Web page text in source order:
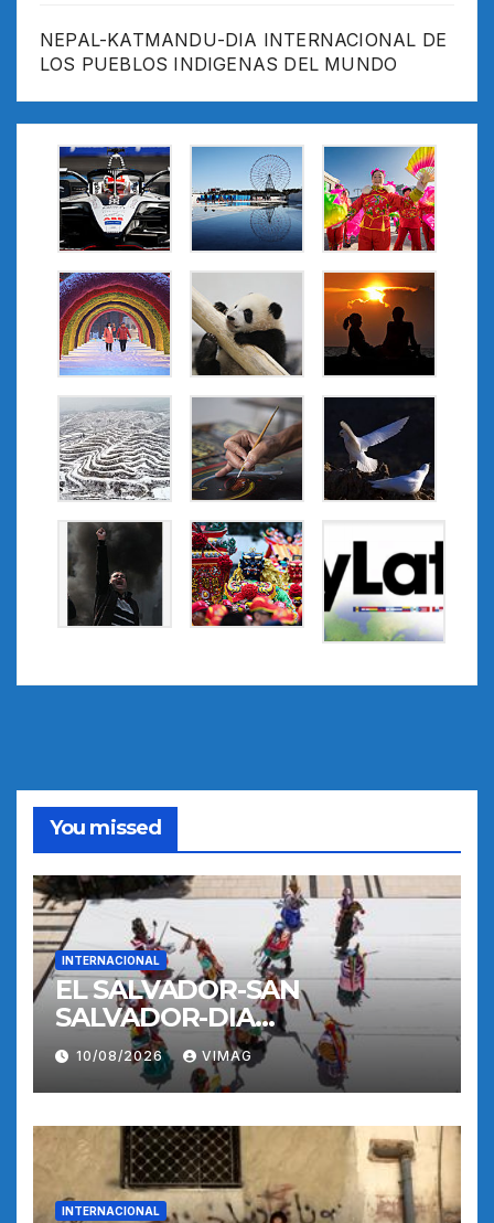
NEPAL-KATMANDU-DIA INTERNACIONAL DE
LOS PUEBLOS INDIGENAS DEL MUNDO
You missed
INTERNACIONAL
EL SALVADOR-SAN
SALVADOR-DIA
INTERNACIONAL DE LOS
PUEBLOS INDIGENAS
10/08/2026 VIMAG
INTERNACIONAL